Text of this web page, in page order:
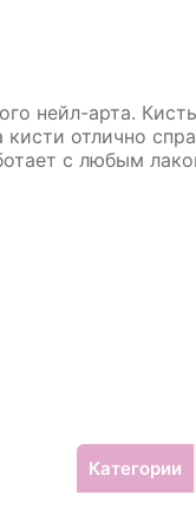
нейл-арта.
отлично
с любым
Категории